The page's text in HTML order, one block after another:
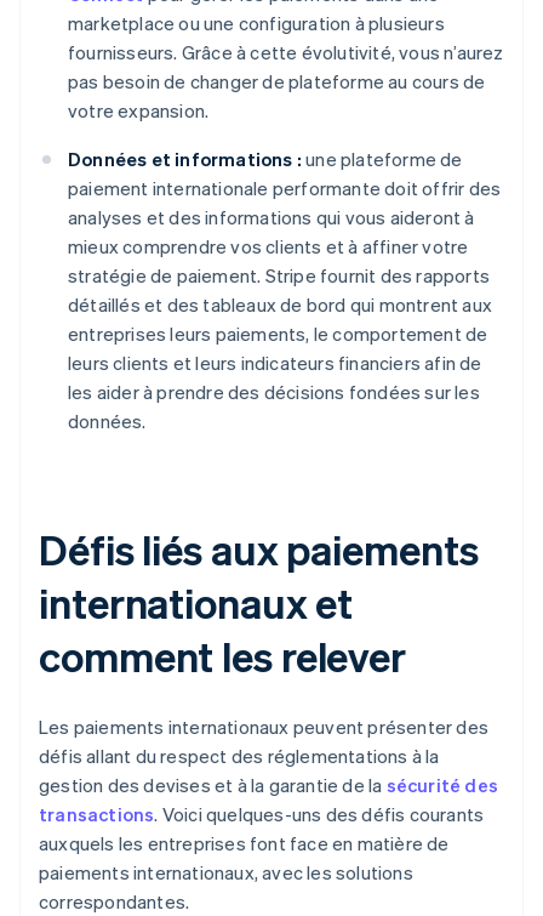
marketplace ou une configuration à plusieurs
fournisseurs. Grâce à cette évolutivité, vous n’aurez
pas besoin de changer de plateforme au cours de
votre expansion.
Données et informations : une plateforme de
paiement internationale performante doit offrir des
analyses et des informations qui vous aideront à
mieux comprendre vos clients et à affiner votre
stratégie de paiement. Stripe fournit des rapports
détaillés et des tableaux de bord qui montrent aux
entreprises leurs paiements, le comportement de
leurs clients et leurs indicateurs financiers afin de
les aider à prendre des décisions fondées sur les
données.
Défis liés aux paiements
internationaux et
comment les relever
Les paiements internationaux peuvent présenter des
défis allant du respect des réglementations à la
gestion des devises et à la garantie de la sécurité des
transactions. Voici quelques-uns des défis courants
auxquels les entreprises font face en matière de
paiements internationaux, avec les solutions
correspondantes.